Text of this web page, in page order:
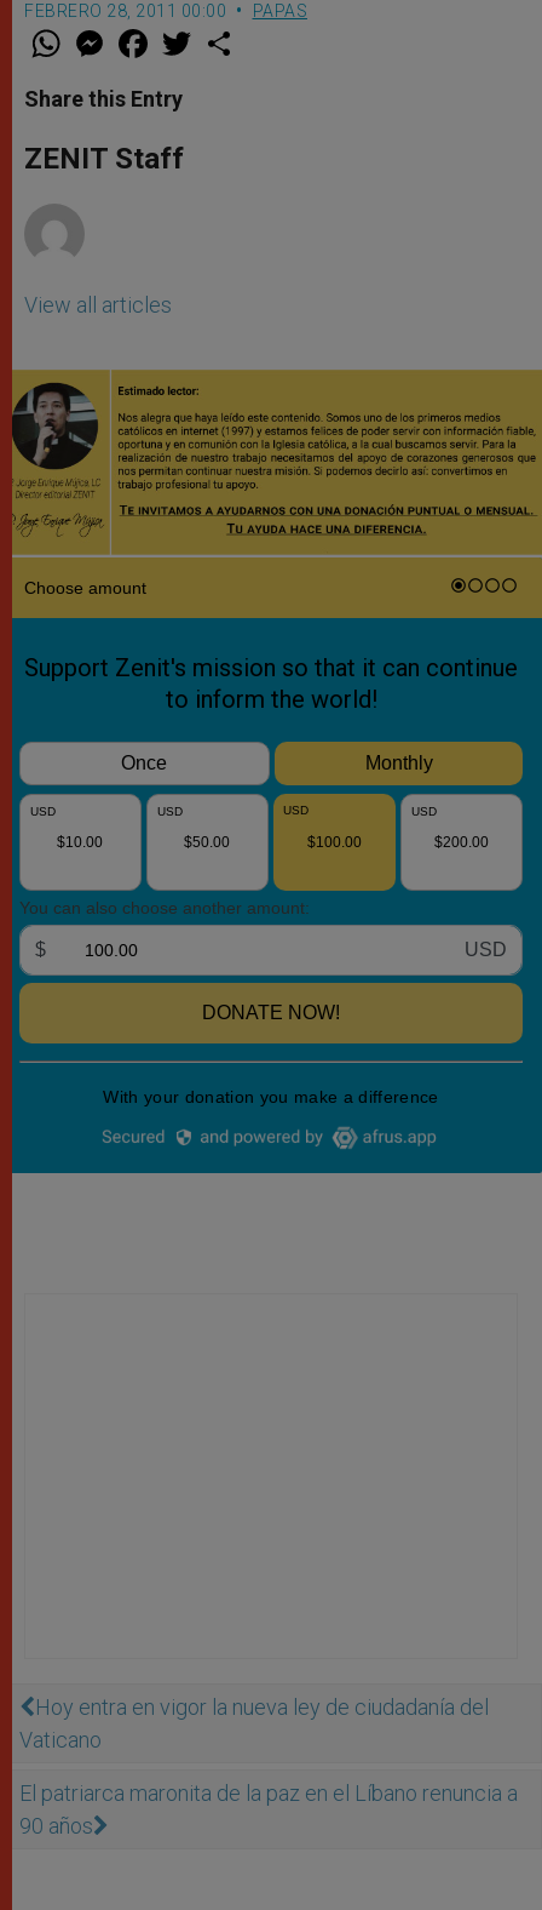
FEBRERO 28, 2011 00:00 PAPAS
W
t
s
p
p
M
e
s
e
g
e
F
a
e
b
o
k
w
Share this Entry
ZENIT Staff
View all articles
Hoy entra en vigor la nueva ley de ciudadanía del
Vaticano
El patriarca maronita de la paz en el Líbano renuncia a
90 años